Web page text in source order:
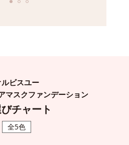
ビスユー
マスクファンデーション
チャート
全5色